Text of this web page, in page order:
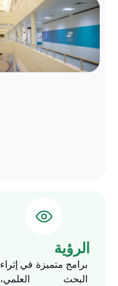
الرؤية
برامج متميزة في إثراء
البحث العلمي،